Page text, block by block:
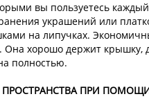
вы пользуетесь
украшений или
на липучках.
Она хорошо держит крышку,
полностью.
ПРОСТРАНСТВА ПРИ